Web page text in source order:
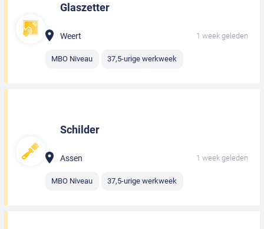
Glaszetter
Weert 1 week geleden
MBO Niveau 37,5-urige werkweek
Schilder
Assen 1 week geleden
MBO Niveau 37,5-urige werkweek